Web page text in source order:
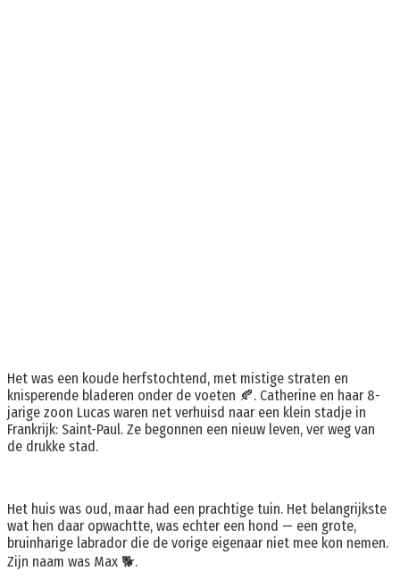
Het was een koude herfstochtend, met mistige straten en
knisperende bladeren onder de voeten 🍂. Catherine en haar 8-
jarige zoon Lucas waren net verhuisd naar een klein stadje in
Frankrijk: Saint-Paul. Ze begonnen een nieuw leven, ver weg van
de drukke stad.
Het huis was oud, maar had een prachtige tuin. Het belangrijkste
wat hen daar opwachtte, was echter een hond — een grote,
bruinharige labrador die de vorige eigenaar niet mee kon nemen.
Zijn naam was Max 🐕.